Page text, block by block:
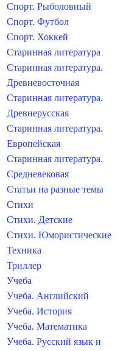
Спорт. Рыболовный
Спорт. Футбол
Спорт. Хоккей
Старинная литература
Старинная литература.
Древневосточная
Старинная литература.
Древнерусская
Старинная литература.
Европейская
Старинная литература.
Средневековая
Статьи на разные темы
Стихи
Стихи. Детские
Стихи. Юмористические
Техника
Триллер
Учеба
Учеба. Английский
Учеба. История
Учеба. Математика
Учеба. Русский язык и